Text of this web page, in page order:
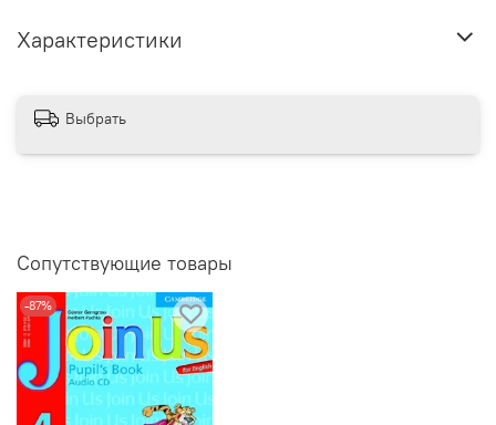
Характеристики
Выбрать
Сопутствующие товары
-87%